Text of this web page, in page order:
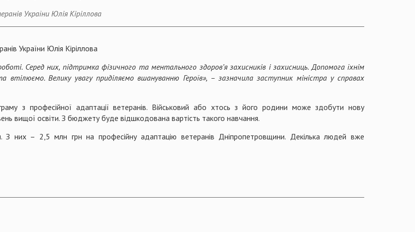
України Юлія Кіріллова
України Юлія Кіріллова
Серед них, підтримка фізичного та ментального здоров’я захисників і захисниць. Допомога їхнім
втілюємо. Велику увагу приділяємо вшануванню Героїв», – зазначила заступник міністра у справах
з професійної адаптації ветеранів. Військовий або хтось з його родини може здобути нову
вищої освіти. З бюджету буде відшкодована вартість такого навчання.
З них – 2,5 млн грн на професійну адаптацію ветеранів Дніпропетровщини. Декілька людей вже